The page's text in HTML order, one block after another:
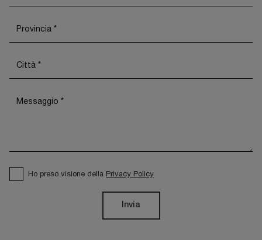
Ho preso visione della Privacy Policy
Invia